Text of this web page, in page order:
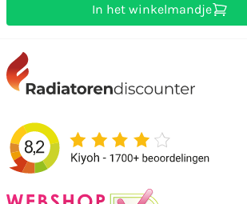
In het winkelmandje